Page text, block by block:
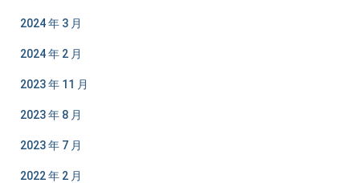
2024 年 3 月
2024 年 2 月
2023 年 11 月
2023 年 8 月
2023 年 7 月
2022 年 2 月